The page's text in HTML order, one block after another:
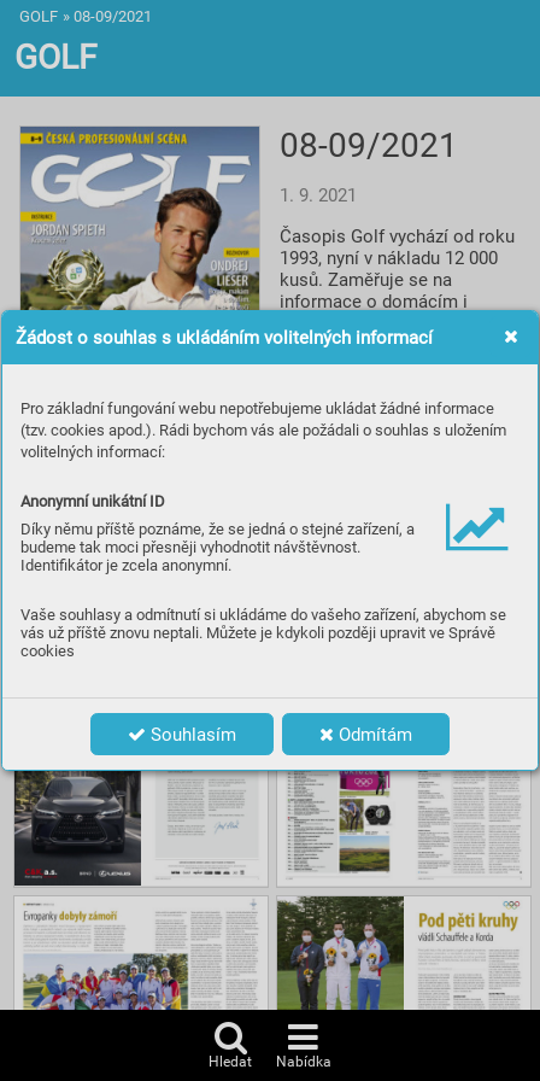
Žádost o souhlas s ukládáním volitelných informací
Pro základní fungování webu nepotřebujeme ukládat žádné informace
(tzv. cookies apod.). Rádi bychom vás ale požádali o souhlas s uložením
volitelných informací:
Anonymní unikátní ID
Díky němu příště poznáme, že se jedná o stejné zařízení, a
budeme tak moci přesněji vyhodnotit návštěvnost.
Identifikátor je zcela anonymní.
Vaše souhlasy a odmítnutí si ukládáme do vašeho zařízení, abychom se
vás už příště znovu neptali. Můžete je kdykoli později upravit ve Správě
cookies
Souhlasím Odmítám
08-09/2021
1. 9. 2021
Časopis Golf vychází od roku
1993, nyní v nákladu 12 000
kusů. Zaměřuje se na
informace o domácím i
rozhovory a profily, testy
vybavení, informace o
golfem. Spolupracuje s
prestižním britským titulem
asociace.
Obsah
GOLF » 08-09/2021
GOLF
Hledat Nabídka